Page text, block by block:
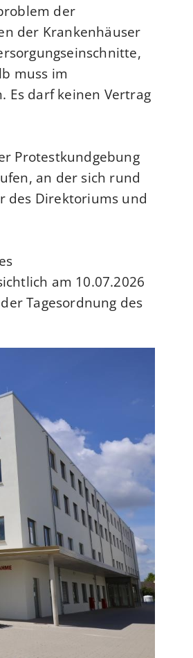
der
der Krankenhäuser
muss im
Es darf keinen Vertrag
Protestkundgebung
an der sich rund
des Direktoriums und
am 10.07.2026
Tagesordnung des